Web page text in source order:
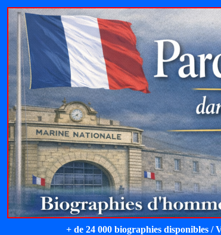
+ de 24 000 biographies disponibles /